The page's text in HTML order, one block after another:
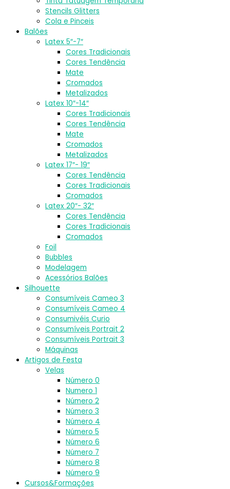
Stencils Glitters
Cola e Pinceis
Balões
Latex 5″-7″
Cores Tradicionais
Cores Tendência
Mate
Cromados
Metalizados
Latex 10″-14″
Cores Tradicionais
Cores Tendência
Mate
Cromados
Metalizados
Latex 17″- 19″
Cores Tendência
Cores Tradicionais
Cromados
Latex 20″- 32″
Cores Tendência
Cores Tradicionais
Cromados
Foil
Bubbles
Modelagem
Acessórios Balões
Silhouette
Consumíveis Cameo 3
Consumíveis Cameo 4
Consumivéis Curio
Consumíveis Portrait 2
Consumíveis Portrait 3
Máquinas
Artigos de Festa
Velas
Número 0
Numero 1
Número 2
Número 3
Número 4
Número 5
Número 6
Número 7
Número 8
Número 9
Cursos&Formações